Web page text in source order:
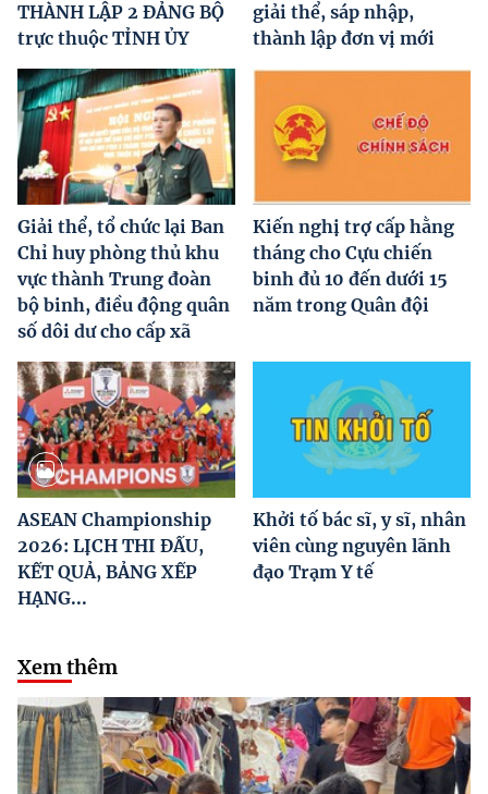
THÀNH LẬP 2 ĐẢNG BỘ
trực thuộc TỈNH ỦY
giải thể, sáp nhập,
thành lập đơn vị mới
Giải thể, tổ chức lại Ban
Chỉ huy phòng thủ khu
vực thành Trung đoàn
bộ binh, điều động quân
số dôi dư cho cấp xã
Kiến nghị trợ cấp hằng
tháng cho Cựu chiến
binh đủ 10 đến dưới 15
năm trong Quân đội
ASEAN Championship
2026: LỊCH THI ĐẤU,
KẾT QUẢ, BẢNG XẾP
HẠNG...
Khởi tố bác sĩ, y sĩ, nhân
viên cùng nguyên lãnh
đạo Trạm Y tế
Xem thêm